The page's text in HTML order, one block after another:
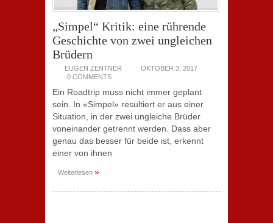
„Simpel“ Kritik: eine rührende
Geschichte von zwei ungleichen
Brüdern
EUGEN ZENTNER
OKTOBER 3, 2017
0 COMMENTS
Ein Roadtrip muss nicht immer geplant
sein. In «Simpel» resultiert er aus einer
Situation, in der zwei ungleiche Brüder
voneinander getrennt werden. Dass aber
genau das besser für beide ist, erkennt
einer von ihnen
Weiterlesen »